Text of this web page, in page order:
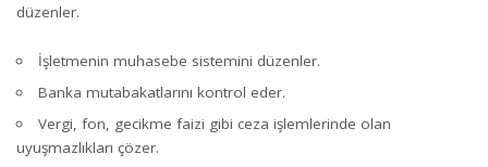
düzenler.
İşletmenin muhasebe sistemini düzenler.
Banka mutabakatlarını kontrol eder.
Vergi, fon, gecikme faizi gibi ceza işlemlerinde olan
uyuşmazlıkları çözer.